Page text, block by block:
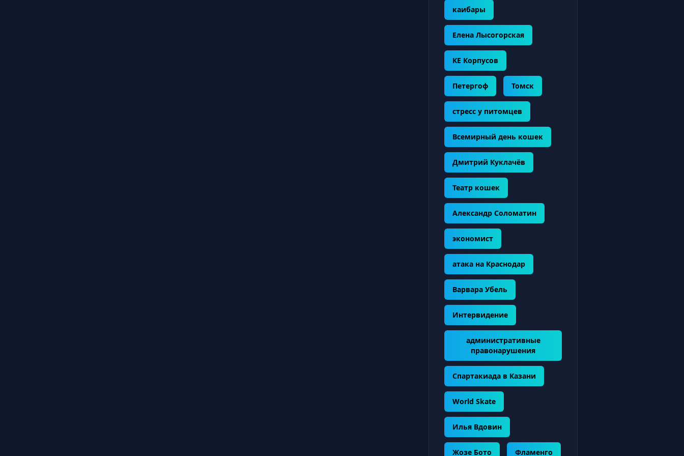
каибары
Елена Лысогорская
КЕ Корпусов
Петергоф Томск
стресс у питомцев
Всемирный день кошек
Дмитрий Куклачёв
Театр кошек
Александр Соломатин
экономист
атака на Краснодар
Варвара Убель
Интервидение
административные
правонарушения
Спартакиада в Казани
World Skate
Илья Вдовин
Жозе Бото Фламенго